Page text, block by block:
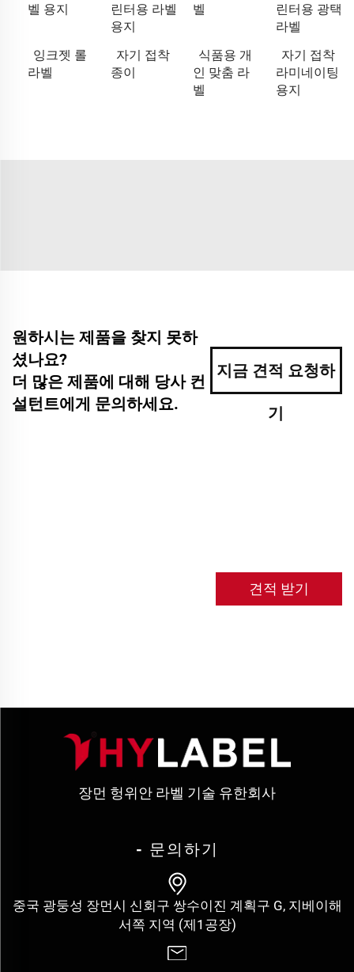
벨 용지
린터용 라벨
용지
벨
린터용 광택
라벨
잉크젯 롤
라벨
자기 접착
종이
식품용 개
인 맞춤 라
벨
자기 접착
라미네이팅
용지
원하시는 제품을 찾지 못하
셨나요?
더 많은 제품에 대해 당사 컨
설턴트에게 문의하세요.
지금 견적 요청하
기
견적 받기
장먼 헝위안 라벨 기술 유한회사
- 문의하기
중국 광둥성 장먼시 신회구 쌍수이진 계획구 G, 지베이해
서쪽 지역 (제1공장)